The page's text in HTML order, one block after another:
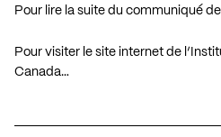
Pour lire la suite du communiqué
Pour visiter le site internet de
Canada…